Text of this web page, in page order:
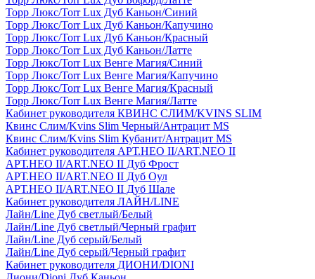
Торр Люкс/Torr Lux Дуб Каньон/Синий
Торр Люкс/Torr Lux Дуб Каньон/Капучино
Торр Люкс/Torr Lux Дуб Каньон/Красный
Торр Люкс/Torr Lux Дуб Каньон/Латте
Торр Люкс/Torr Lux Венге Магия/Синий
Торр Люкс/Torr Lux Венге Магия/Капучино
Торр Люкс/Torr Lux Венге Магия/Красный
Торр Люкс/Torr Lux Венге Магия/Латте
Кабинет руководителя КВИНС СЛИМ/KVINS SLIM
Квинс Слим/Kvins Slim Черный/Антрацит MS
Квинс Слим/Kvins Slim Кубанит/Антрацит MS
Кабинет руководителя АРТ.НЕО II/ART.NEO II
АРТ.НЕО II/ART.NEO II Дуб Фрост
АРТ.НЕО II/ART.NEO II Дуб Оул
АРТ.НЕО II/ART.NEO II Дуб Шале
Кабинет руководителя ЛАЙН/LINE
Лайн/Line Дуб светлый/Белый
Лайн/Line Дуб светлый/Черный графит
Лайн/Line Дуб серый/Белый
Лайн/Line Дуб серый/Черный графит
Кабинет руководителя ДИОНИ/DIONI